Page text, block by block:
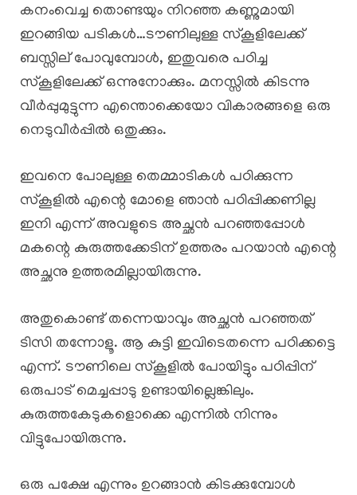
കനംവെച്ച തൊണ്ടയും നിറഞ്ഞ കണ്ണുമായി
ഇറങ്ങിയ പടികൾ…ടൗണിലുള്ള സ്കൂളിലേക്ക്
ബസ്സില് പോവുമ്പോൾ, ഇതുവരെ പഠിച്ച
സ്കൂളിലേക്ക് ഒന്നുനോക്കും. മനസ്സിൽ കിടന്നു
വീർപ്പുമുട്ടുന്ന എന്തൊക്കെയോ വികാരങ്ങളെ ഒരു
നെടുവീർപ്പിൽ ഒതുക്കും.
ഇവനെ പോലുള്ള തെമ്മാടികൾ പഠിക്കുന്ന
സ്കൂളിൽ എന്റെ മോളെ ഞാൻ പഠിപ്പിക്കണില്ല
ഇനി എന്ന് അവളുടെ അച്ഛൻ പറഞ്ഞപ്പോൾ
മകന്റെ കുരുത്തക്കേടിന് ഉത്തരം പറയാൻ എന്റെ
അച്ഛനു ഉത്തരമില്ലായിരുന്നു.
അതുകൊണ്ട് തന്നെയാവും അച്ഛൻ പറഞ്ഞത്
ടിസി തന്നോളൂ. ആ കുട്ടി ഇവിടെതന്നെ പഠിക്കട്ടെ
എന്ന്. ടൗണിലെ സ്കൂളിൽ പോയിട്ടും പഠിപ്പിന്
ഒരുപാട് മെച്ചപ്പാടു ഉണ്ടായില്ലെങ്കിലും.
കുരുത്തകേടുകളൊക്കെ എന്നിൽ നിന്നും
വിട്ടുപോയിരുന്നു.
ഒരു പക്ഷേ എന്നും ഉറങ്ങാൻ കിടക്കുമ്പോൾ